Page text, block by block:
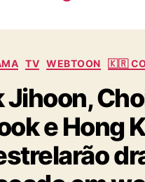
R
A
C
e
g
o
r
i
TV WEBTOON 🇰🇷
Jihoon,
e Hong